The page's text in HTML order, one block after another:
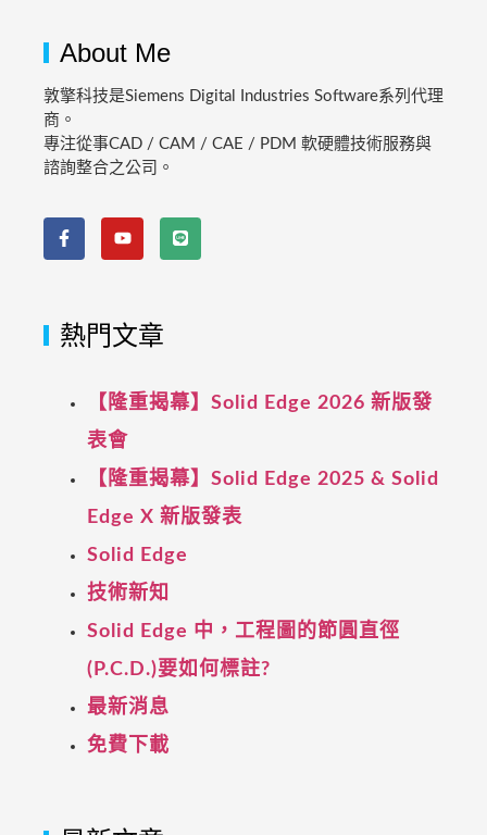
About Me
敦擎科技是Siemens Digital Industries Software系列代理
商。
專注從事CAD / CAM / CAE / PDM 軟硬體技術服務與
諮詢整合之公司。
熱門文章
【隆重揭幕】Solid Edge 2026 新版發
表會
【隆重揭幕】Solid Edge 2025 & Solid
Edge X 新版發表
Solid Edge
技術新知
Solid Edge 中，工程圖的節圓直徑
(P.C.D.)要如何標註?
最新消息
免費下載